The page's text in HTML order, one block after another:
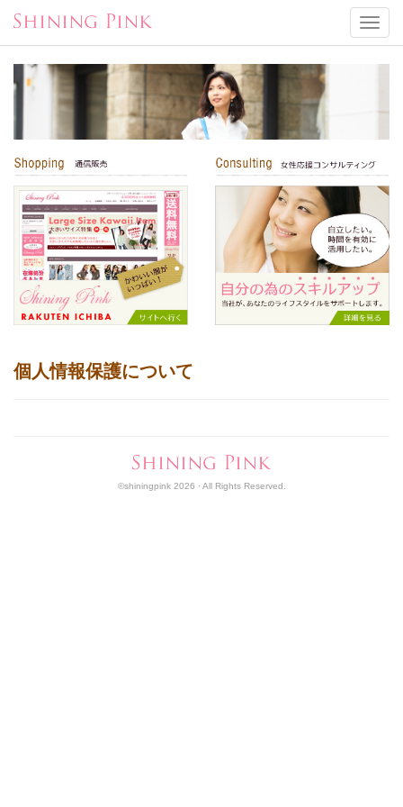
個人情報保護について
©shiningpink 2026 · All Rights Reserved.